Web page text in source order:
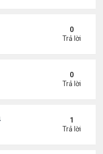
cho bà xã
0
Trả lời
tưởng cho người Mỹ
0
Trả lời
bị khởi tố
1
Trả lời